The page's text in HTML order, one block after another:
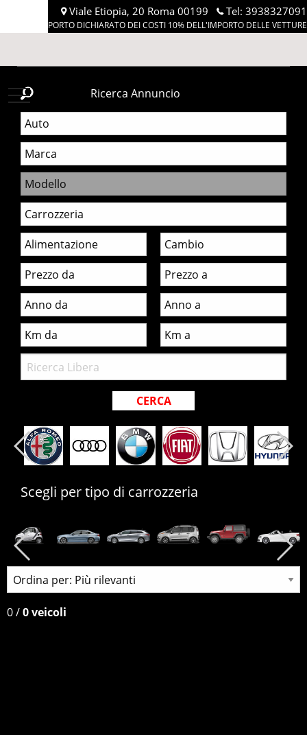
Viale Etiopia, 20 Roma 00199 Tel: 3938327091
IMPORTO DICHIARATO DEI COSTI 10% DELL'IMPORTO DELLE VETTURE
MAXIMOTORS
Ricerca Annuncio
Scegli per tipo di carrozzeria
0/0 veicoli